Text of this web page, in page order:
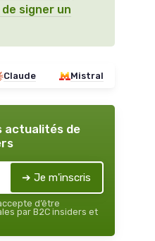
signer un
Claude Mistral
actualités de
➔ Je m'inscris
d’être
par B2C insiders et